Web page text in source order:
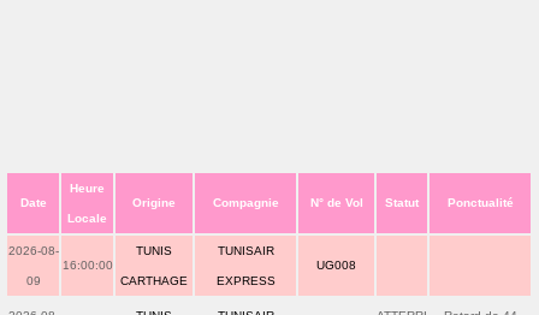
Date
Heure
Locale
Origine Compagnie N° de Vol Statut Ponctualité
2026-08-
09
16:00:00
TUNIS
CARTHAGE
TUNISAIR
EXPRESS
UG008